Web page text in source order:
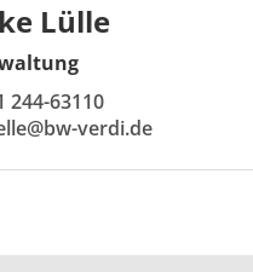
Lülle
244-63110
verdi.de